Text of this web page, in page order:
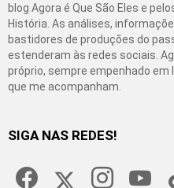
blog Agora é Que São Eles e
História. As análises,
bastidores de produções do
estenderam às redes sociais.
próprio, sempre empenhado em
que me acompanham.
SIGA NAS REDES!